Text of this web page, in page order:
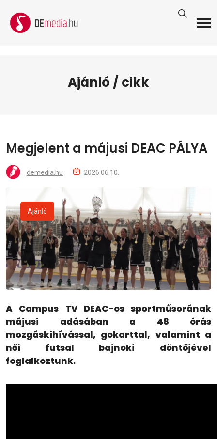
Ajánló / cikk
Megjelent a májusi DEAC PÁLYA
demedia.hu 2026.06.10.
Ajánló
A Campus TV DEAC-os sportműsorának
májusi adásában a 48 órás
mozgáskihívással, gokarttal, valamint a
női futsal bajnoki döntőjével
foglalkoztunk.